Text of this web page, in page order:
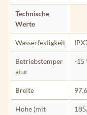
Technische
Werte
Wasserfestigkeit
Betriebstemper
atur
-15
Breite
Höhe (mit